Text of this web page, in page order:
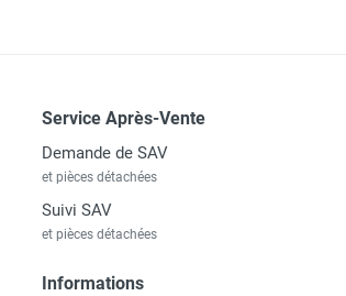
Service Après-Vente
Demande de SAV
et pièces détachées
Suivi SAV
et pièces détachées
Informations